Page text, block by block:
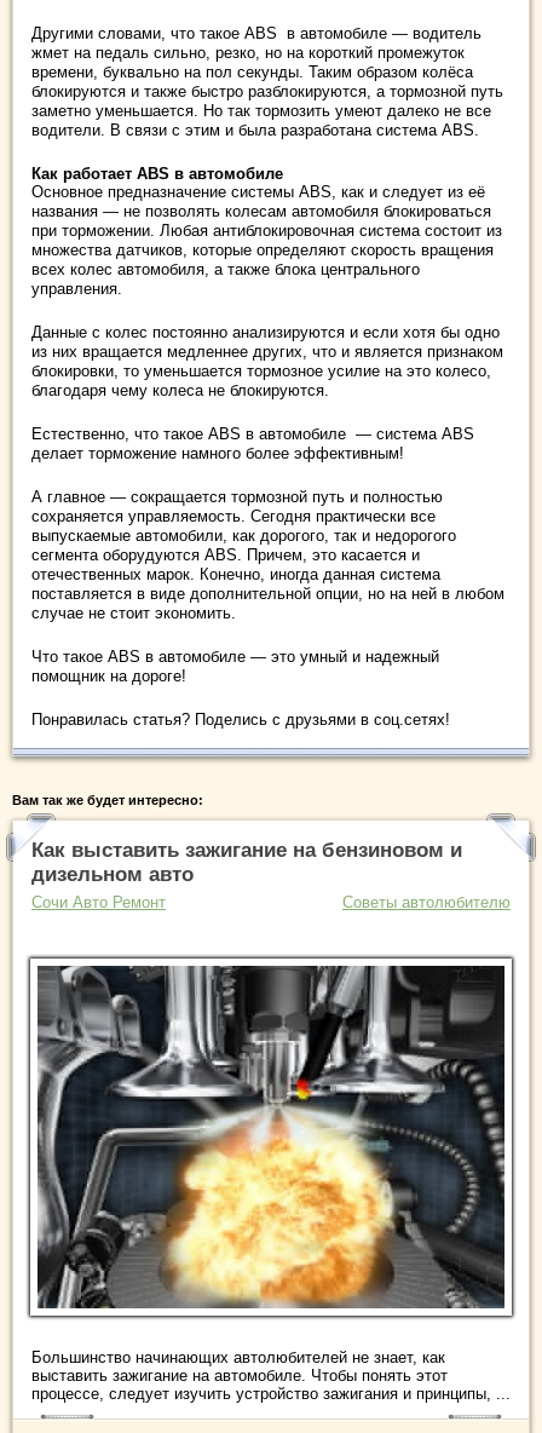
Другими словами, что такое ABS в автомобиле — водитель
жмет на педаль сильно, резко, но на короткий промежуток
времени, буквально на пол секунды. Таким образом колёса
блокируются и также быстро разблокируются, а тормозной путь
заметно уменьшается. Но так тормозить умеют далеко не все
водители. В связи с этим и была разработана система ABS.
Как работает ABS в автомобиле
Основное предназначение системы ABS, как и следует из её
названия — не позволять колесам автомобиля блокироваться
при торможении. Любая антиблокировочная система состоит из
множества датчиков, которые определяют скорость вращения
всех колес автомобиля, а также блока центрального
управления.
Данные с колес постоянно анализируются и если хотя бы одно
из них вращается медленнее других, что и является признаком
блокировки, то уменьшается тормозное усилие на это колесо,
благодаря чему колеса не блокируются.
Естественно, что такое ABS в автомобиле — система ABS
делает торможение намного более эффективным!
А главное — сокращается тормозной путь и полностью
сохраняется управляемость. Сегодня практически все
выпускаемые автомобили, как дорогого, так и недорогого
сегмента оборудуются ABS. Причем, это касается и
отечественных марок. Конечно, иногда данная система
поставляется в виде дополнительной опции, но на ней в любом
случае не стоит экономить.
Что такое ABS в автомобиле — это умный и надежный
помощник на дороге!
Понравилась статья? Поделись с друзьями в соц.сетях!
Вам так же будет интересно:
Как выставить зажигание на бензиновом и
дизельном авто
Сочи Авто Ремонт Советы автолюбителю
Большинство начинающих автолюбителей не знает, как
выставить зажигание на автомобиле. Чтобы понять этот
процессе, следует изучить устройство зажигания и принципы, ...